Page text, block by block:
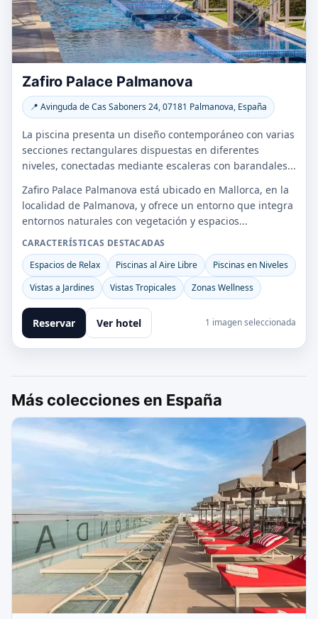
Zafiro Palace Palmanova
📍 Avinguda de Cas Saboners 24, 07181 Palmanova, España
La piscina presenta un diseño contemporáneo con varias
secciones rectangulares dispuestas en diferentes
niveles, conectadas mediante escaleras con barandales...
Zafiro Palace Palmanova está ubicado en Mallorca, en la
localidad de Palmanova, y ofrece un entorno que integra
entornos naturales con vegetación y espacios...
CARACTERÍSTICAS DESTACADAS
Espacios de Relax
Piscinas al Aire Libre
Piscinas en Niveles
Vistas a Jardines
Vistas Tropicales Zonas Wellness
Reservar Ver hotel 1 imagen seleccionada
Más colecciones en España